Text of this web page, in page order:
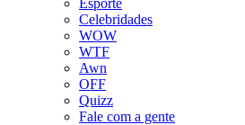
Esporte
Celebridades
WOW
WTF
Awn
OFF
Quizz
Fale com a gente